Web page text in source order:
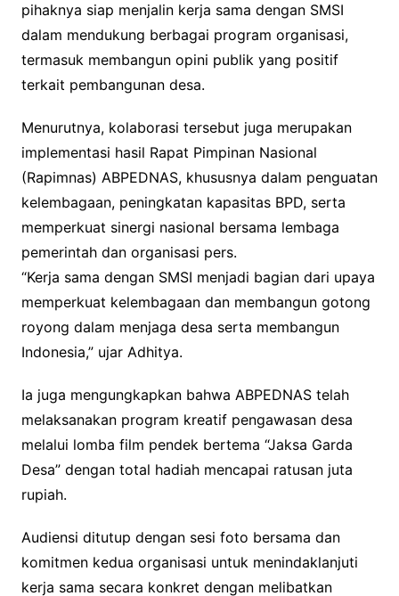
pihaknya siap menjalin kerja sama dengan SMSI
dalam mendukung berbagai program organisasi,
termasuk membangun opini publik yang positif
terkait pembangunan desa.
Menurutnya, kolaborasi tersebut juga merupakan
implementasi hasil Rapat Pimpinan Nasional
(Rapimnas) ABPEDNAS, khususnya dalam penguatan
kelembagaan, peningkatan kapasitas BPD, serta
memperkuat sinergi nasional bersama lembaga
pemerintah dan organisasi pers.
“Kerja sama dengan SMSI menjadi bagian dari upaya
memperkuat kelembagaan dan membangun gotong
royong dalam menjaga desa serta membangun
Indonesia,” ujar Adhitya.
Ia juga mengungkapkan bahwa ABPEDNAS telah
melaksanakan program kreatif pengawasan desa
melalui lomba film pendek bertema “Jaksa Garda
Desa” dengan total hadiah mencapai ratusan juta
rupiah.
Audiensi ditutup dengan sesi foto bersama dan
komitmen kedua organisasi untuk menindaklanjuti
kerja sama secara konkret dengan melibatkan